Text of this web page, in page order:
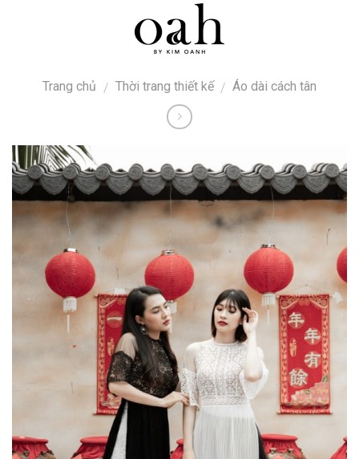
Trang chủ / Thời trang thiết kế / Áo dài cách tân